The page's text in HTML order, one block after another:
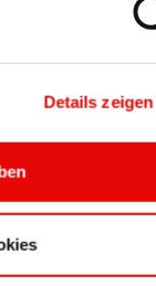
Details zeigen